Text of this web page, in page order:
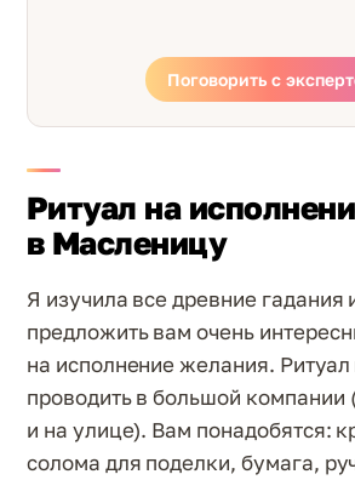
Поговорить с
Ритуал на
в Масленицу
Я изучила все древние гадания
предложить вам очень
на исполнение желания.
проводить в большой компании
и на улице). Вам понадобятся:
солома для поделки, бумага,